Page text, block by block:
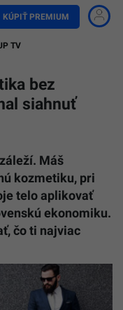
KÚPIŤ PREMIUM
TV
bez
siahnuť
Máš
kozmetiku, pri
telo aplikovať
ekonomiku.
čo ti najviac